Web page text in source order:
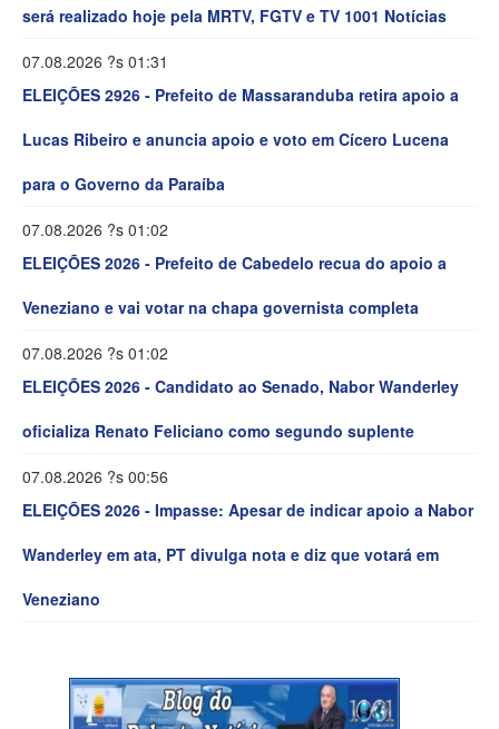
será realizado hoje pela MRTV, FGTV e TV 1001 Notícias
07.08.2026 ?s 01:31
ELEIÇÕES 2926 - Prefeito de Massaranduba retira apoio a
Lucas Ribeiro e anuncia apoio e voto em Cícero Lucena
para o Governo da Paraíba
07.08.2026 ?s 01:02
ELEIÇÕES 2026 - Prefeito de Cabedelo recua do apoio a
Veneziano e vai votar na chapa governista completa
07.08.2026 ?s 01:02
ELEIÇÕES 2026 - Candidato ao Senado, Nabor Wanderley
oficializa Renato Feliciano como segundo suplente
07.08.2026 ?s 00:56
ELEIÇÕES 2026 - Impasse: Apesar de indicar apoio a Nabor
Wanderley em ata, PT divulga nota e diz que votará em
Veneziano